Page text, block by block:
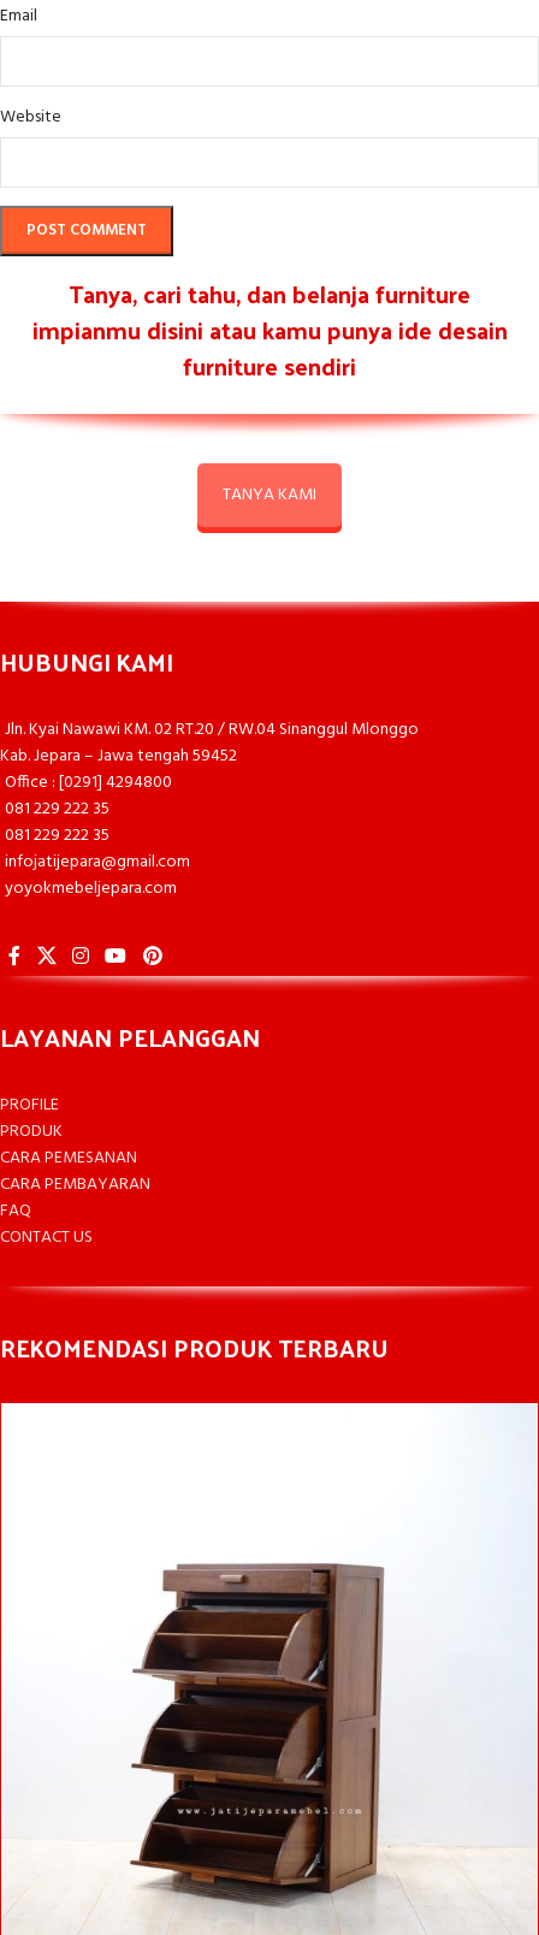
Email
Website
Tanya, cari tahu, dan belanja furniture
impianmu disini atau kamu punya ide desain
furniture sendiri
TANYA KAMI
HUBUNGI KAMI
Jln. Kyai Nawawi KM. 02 RT.20 / RW.04 Sinanggul Mlonggo
Kab. Jepara – Jawa tengah 59452
Office : [0291] 4294800
081 229 222 35
081 229 222 35
infojatijepara@gmail.com
yoyokmebeljepara.com
LAYANAN PELANGGAN
PROFILE
PRODUK
CARA PEMESANAN
CARA PEMBAYARAN
FAQ
CONTACT US
REKOMENDASI PRODUK TERBARU